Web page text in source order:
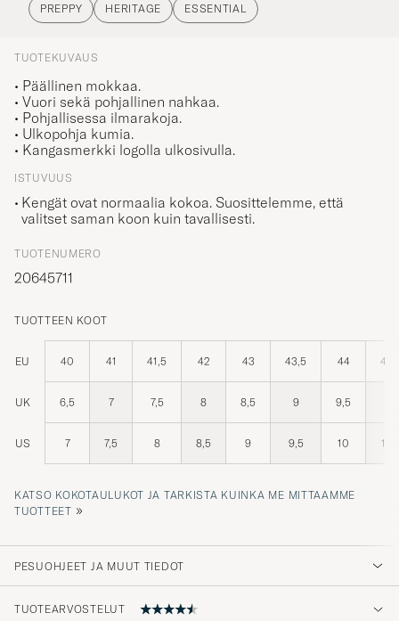
PREPPY HERITAGE ESSENTIAL
TUOTEKUVAUS
• Päällinen mokkaa.
• Vuori sekä pohjallinen nahkaa.
• Pohjallisessa ilmarakoja.
• Ulkopohja kumia.
• Kangasmerkki logolla ulkosivulla.
ISTUVUUS
Kengät ovat normaalia kokoa. Suosittelemme, että
valitset saman koon kuin tavallisesti.
TUOTENUMERO
20645711
TUOTTEEN KOOT
EU 40 41 41,5 42 43 43,5 44
UK 6,5 7 7,5 8 8,5 9 9,5
US 7 7,5 8 8,5 9 9,5 10
KATSO KOKOTAULUKOT JA TARKISTA KUINKA ME MITTAAMME
TUOTTEET »
PESUOHJEET JA MUUT TIEDOT
TUOTEARVOSTELUT